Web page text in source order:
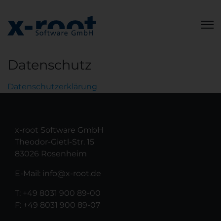
Datenschutz
Datenschutzerklärung
x-root Software GmbH
Theodor-Gietl-Str. 15
83026 Rosenheim
E-Mail: info@x-root.de
T: +49 8031 900 89-00
F: +49 8031 900 89-07